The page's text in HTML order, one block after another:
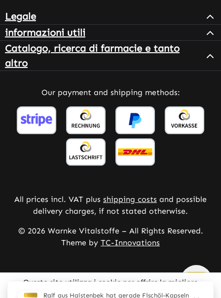
Legale
informazioni utili
Catalogo, ricerca di farmacie e tanto
altro
Our payment and shipping methods:
All prices incl. VAT plus shipping costs and possible
delivery charges, if not stated otherwise.
© 2026 Warnke Vitalstoffe – All Rights Reserved.
Theme by TC-Innovations
Questo sito utilizza i cookie per offrire la migliore
esperienza possibile. Ulteriori informazioni ...